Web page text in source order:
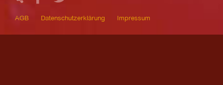
AGB Datenschutzerklärung Impressum